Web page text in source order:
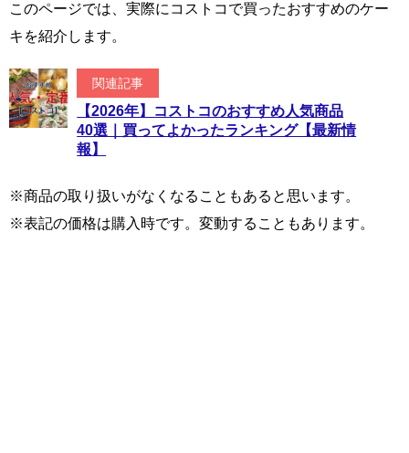
このページでは、実際にコストコで買ったおすすめのケー
キを紹介します。
関連記事
【2026年】コストコのおすすめ人気商品
40選｜買ってよかったランキング【最新情
報】
※商品の取り扱いがなくなることもあると思います。
※表記の価格は購入時です。変動することもあります。